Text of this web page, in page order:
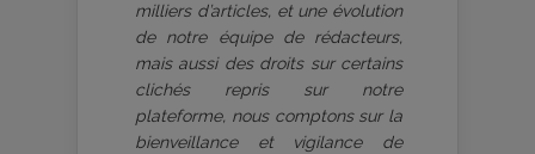
milliers d’articles, et une évolution
de notre équipe de rédacteurs,
mais aussi des droits sur certains
clichés repris sur notre
plateforme, nous comptons sur la
bienveillance et vigilance de